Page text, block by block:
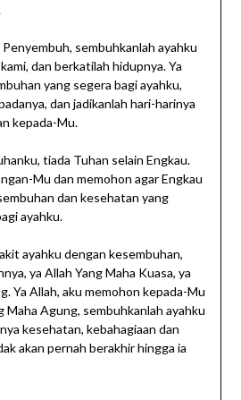
Penyembuh, sembuhkanlah ayahku
dan berkatilah hidupnya. Ya
yang segera bagi ayahku,
dan jadikanlah hari-harinya
kepada-Mu.
tiada Tuhan selain Engkau.
Mu dan memohon agar Engkau
dan kesehatan yang
ayahku.
ayahku dengan kesembuhan,
ya Allah Yang Maha Kuasa, ya
Ya Allah, aku memohon kepada-Mu
Maha Agung, sembuhkanlah ayahku
kesehatan, kebahagiaan dan
akan pernah berakhir hingga ia